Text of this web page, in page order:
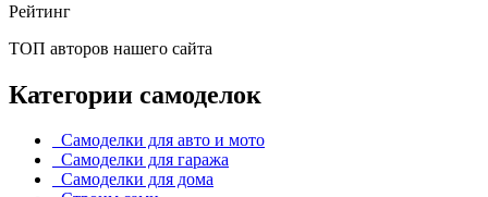
Рейтинг
ТОП авторов нашего сайта
Категории самоделок
Самоделки для авто и мото
Самоделки для гаража
Самоделки для дома